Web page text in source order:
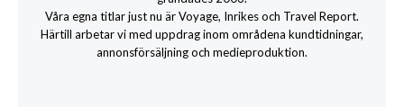
Våra egna titlar just nu är Voyage, Inrikes och Travel Report.
Härtill arbetar vi med uppdrag inom områdena kundtidningar,
annonsförsäljning och medieproduktion.